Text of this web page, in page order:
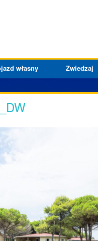
własny Zwiedzaj